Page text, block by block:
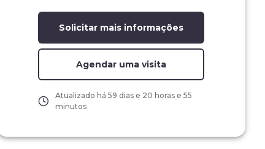
Solicitar mais informações
Agendar uma visita
Atualizado há 59 dias e 20 horas e 55
minutos